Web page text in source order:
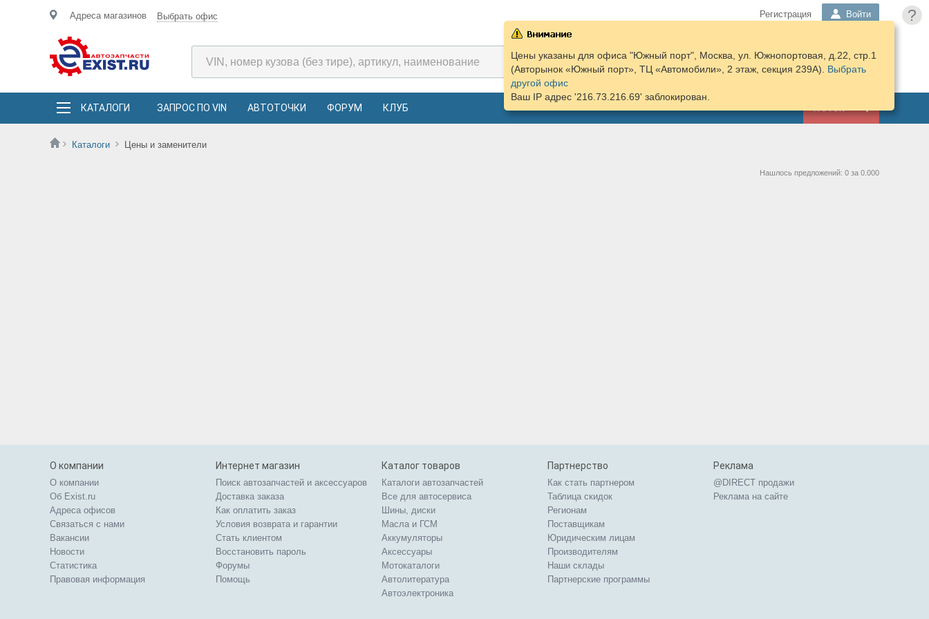
?
Адреса магазинов Выбрать офис Регистрация Войти
КОРЗИНА
ПОДОБРАТЬ
ЗАПЧАСТИ
КАТАЛОГИ ЗАПРОС ПО VIN АВТОТОЧКИ ФОРУМ КЛУБ
Каталоги Цены и заменители
Цены указаны для офиса "Южный порт", Москва, ул. Южнопортовая, д.22, стр.1
(Авторынок «Южный порт», ТЦ «Автомобили», 2 этаж, секция 239А). Выбрать
другой офис
Ваш IP адрес '216.73.216.69' заблокирован.
Нашлось предложений: 0 за 0.000
О компании
О компании
Об Exist.ru
Адреса офисов
Связаться с нами
Вакансии
Новости
Статистика
Правовая информация
Интернет магазин
Поиск автозапчастей и аксессуаров
Доставка заказа
Как оплатить заказ
Условия возврата и гарантии
Стать клиентом
Восстановить пароль
Форумы
Помощь
Каталог товаров
Каталоги автозапчастей
Все для автосервиса
Шины, диски
Масла и ГСМ
Аккумуляторы
Аксессуары
Мотокаталоги
Автолитература
Автоэлектроника
Партнерство
Как стать партнером
Таблица скидок
Регионам
Поставщикам
Юридическим лицам
Производителям
Наши склады
Партнерские программы
Реклама
@DIRECT продажи
Реклама на сайте